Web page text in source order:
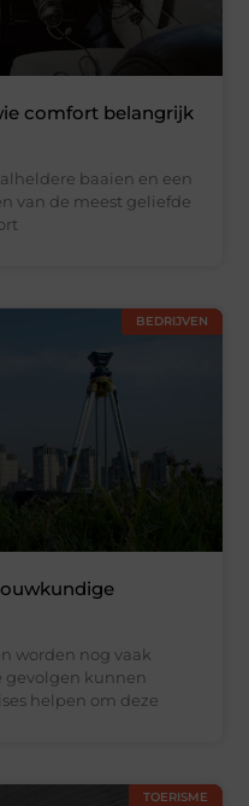
comfort belangrijk
baaien en een
van de meest geliefde
BEDRIJVEN
worden nog vaak
gevolgen kunnen
helpen om deze
TOERISME